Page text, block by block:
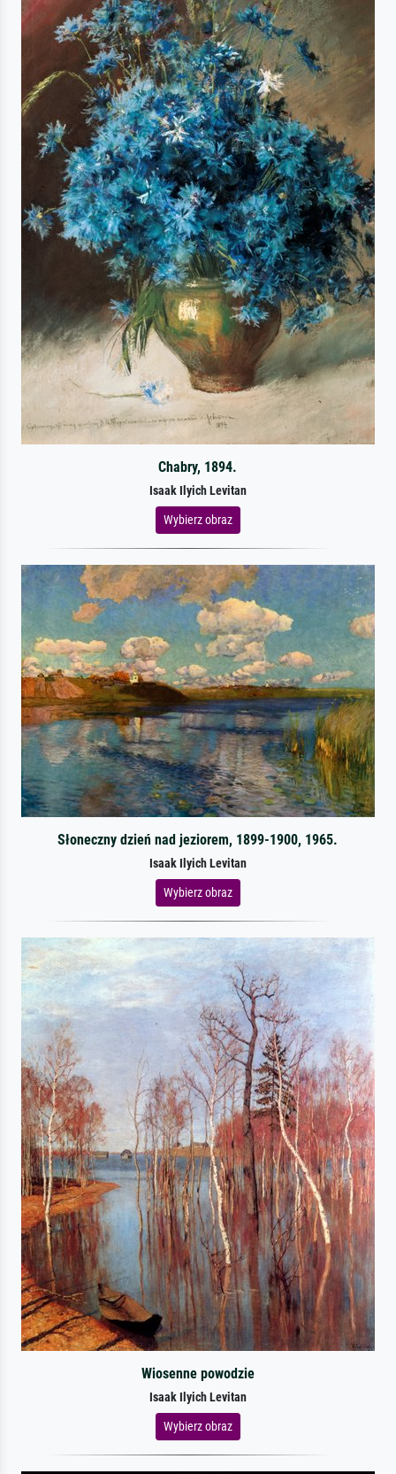
Chabry, 1894.
Isaak Ilyich Levitan
Wybierz obraz
Słoneczny dzień nad jeziorem, 1899-1900, 1965.
Isaak Ilyich Levitan
Wybierz obraz
Wiosenne powodzie
Isaak Ilyich Levitan
Wybierz obraz